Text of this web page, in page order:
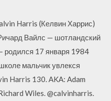
Harris (Келвин Харрис)
Вайлс — шотландский
родился 17 января 1984
мальчик увлекся
Harris 130. AKA: Adam
Wiles. @calvinharris.